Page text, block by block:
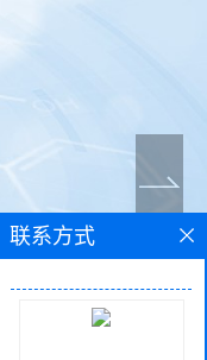
联系方式